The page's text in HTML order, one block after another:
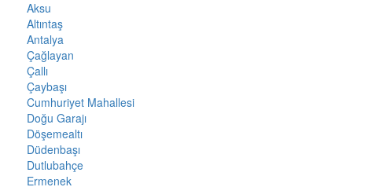
Aksu
Altıntaş
Antalya
Çağlayan
Çallı
Çaybaşı
Cumhuriyet Mahallesi
Doğu Garajı
Döşemealtı
Düdenbaşı
Dutlubahçe
Ermenek